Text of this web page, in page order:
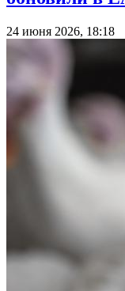
24 июня 2026, 18:18